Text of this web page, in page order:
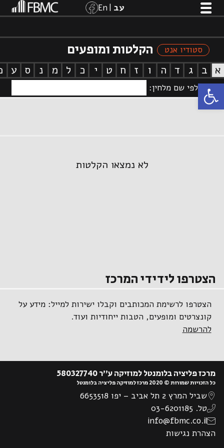
פתח סרגל נגישות
סטודיו אנט הקלטות ומופעים
א ב ג ד ה ו ז ח ט י כ ל מ נ ס ע
חיפוש לפי שם מלחין:
לא נמצאו הקלטות
הצטרפו לידידי המרכז
הצטרפו לרשימת המכותבים וקבלו ישירות למייל: מידע על
קונצרטים ומופעים, הטבות ייחודיות ועוד.
להרשמה
מרכז פליציה בלומנטל למוזיקה ע”ר 580327740
כל הזכויות שמורות © 2020 מרכז למוזיקה פליציה בלומנטל
שביל המרץ 2 תל אביב – יפו 6653518
טל. 03-6201185
info@fbmc.co.il
הצהרת נגישות